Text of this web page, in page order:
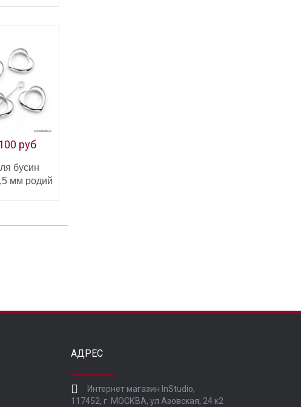
руб
бусин
мм родий
АДРЕС
Интернет магазин InStudio,
117452, г. МОСКВА, ул Азовская, 24 к2